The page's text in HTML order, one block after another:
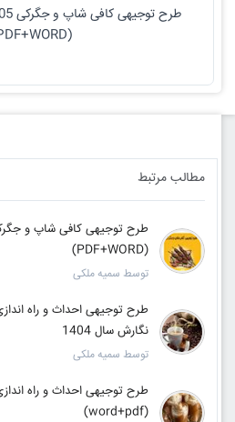
(PDF+WORD)
مطالب مرتبط
(PDF+WORD)
توسط سمیه ملکی
نگارش سال 1404
توسط سمیه ملکی
(word+pdf)